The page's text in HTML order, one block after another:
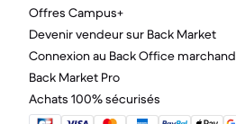
Offres Campus+
Devenir vendeur sur Back Market
Connexion au Back Office marchand
Back Market Pro
Achats 100% sécurisés